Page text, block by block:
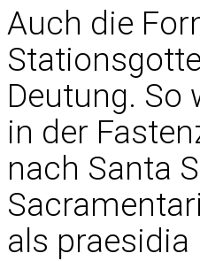
Auch die
Deutung. So
in der
nach Santa
als